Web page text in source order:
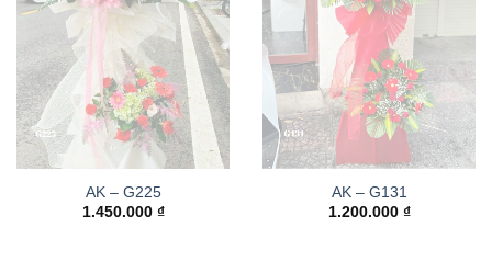
AK – G225
1.450.000 ₫
AK – G131
1.200.000 ₫